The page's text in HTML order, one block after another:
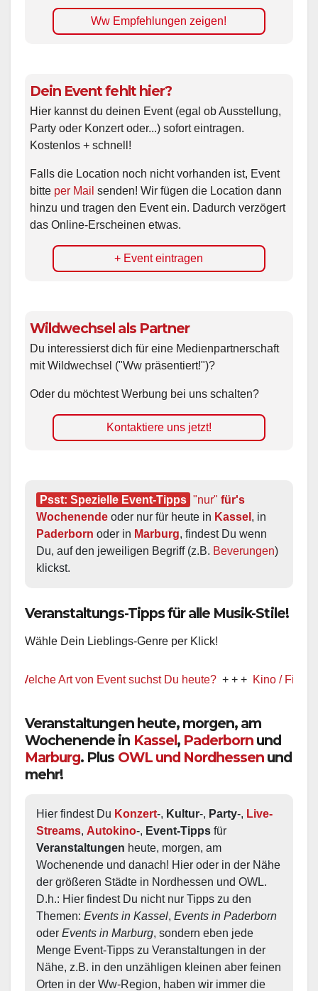
Ww Empfehlungen zeigen!
Dein Event fehlt hier?
Hier kannst du deinen Event (egal ob Ausstellung,
Party oder Konzert oder...) sofort eintragen.
Kostenlos + schnell!
Falls die Location noch nicht vorhanden ist, Event
bitte per Mail senden! Wir fügen die Location dann
hinzu und tragen den Event ein. Dadurch verzögert
das Online-Erscheinen etwas.
+ Event eintragen
Wildwechsel als Partner
Du interessierst dich für eine Medienpartnerschaft
mit Wildwechsel ("Ww präsentiert!")?
Oder du möchtest Werbung bei uns schalten?
Kontaktiere uns jetzt!
Psst: Spezielle Event-Tipps "nur" für's
Wochenende oder nur für heute in Kassel
Paderborn oder in Marburg, findest Du wenn
Du, auf den jeweiligen Begriff (z.B. Beverungen)
klickst.
Veranstaltungs-Tipps für alle Musik-Stile!
Wähle Dein Lieblings-Genre per Klick!
Art von Event suchst Du heute? + + + Kino / Film + + +
Veranstaltungen heute, morgen, am
Wochenende in Kassel, Paderborn und
Marburg. Plus OWL und Nordhessen und
mehr!
Hier findest Du Konzert-, Kultur-, Party-, Live-
Streams, Autokino-, Event-Tipps
Veranstaltungen heute, morgen, am
Wochenende und danach! Hier oder in der Nähe
der größeren Städte in Nordhessen und OWL.
D.h.: Hier findest Du nicht nur Tipps zu den
Themen: Events in Kassel, Events in Paderborn
oder Events in Marburg, sondern eben jede
Menge Event-Tipps zu Veranstaltungen in der
Nähe, z.B. in den unzähligen kleinen aber feinen
Orten in der Ww-Region, haben wir immer die